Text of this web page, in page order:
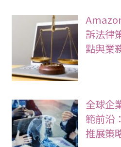
訴法律
點與業
全球企
範前沿
推展策